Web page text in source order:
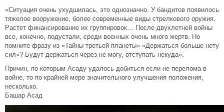
«Ситуация очень ухудшилась, это однозначно. У бандитов появилось
тяжелое вооружение, более современные виды стрелкового оружия.
Растет финансирование их группировок… После двухлетней войны
все, конечно, подустали, среди военных очень много жертв. Но
помните фразу из «Тайны третьей планеты» «Держаться больше нету
сил»? Будут держаться через не могу, отступать некуда».
Причин, по которым Асаду удалось добиться если не перелома в
войне, то по крайней мере значительного улучшения положения,
несколько.
Башар Асад